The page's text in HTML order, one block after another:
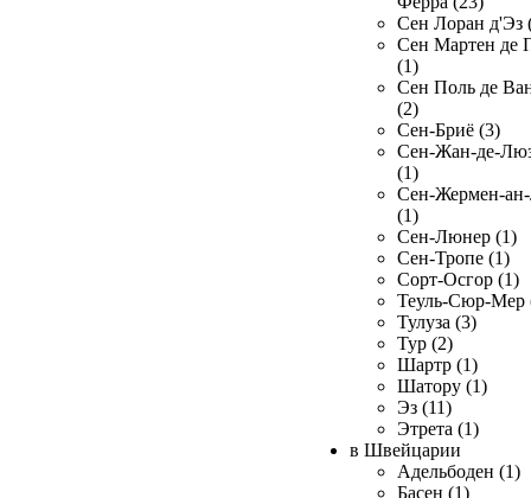
Сен Лоран д'Эз
Сен Мартен де
(1)
Сен Поль де
(2)
Сен-Бриё (3)
Сен-Жан-де-
(1)
Сен-Жермен-
(1)
Сен-Люнер (1)
Сен-Тропе (1)
Сорт-Осгор (1)
Теуль-Сюр-Мер
Тулуза (3)
Тур (2)
Шартр (1)
Шатору (1)
Эз (11)
Этрета (1)
в Швейцарии
Адельбоден (1)
Басен (1)